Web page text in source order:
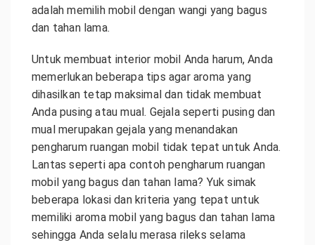
adalah memilih mobil dengan wangi yang bagus
dan tahan lama.
Untuk membuat interior mobil Anda harum, Anda
memerlukan beberapa tips agar aroma yang
dihasilkan tetap maksimal dan tidak membuat
Anda pusing atau mual. Gejala seperti pusing dan
mual merupakan gejala yang menandakan
pengharum ruangan mobil tidak tepat untuk Anda.
Lantas seperti apa contoh pengharum ruangan
mobil yang bagus dan tahan lama? Yuk simak
beberapa lokasi dan kriteria yang tepat untuk
memiliki aroma mobil yang bagus dan tahan lama
sehingga Anda selalu merasa rileks selama